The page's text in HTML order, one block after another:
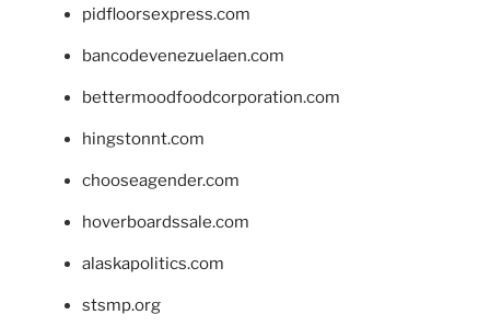
pidfloorsexpress.com
bancodevenezuelaen.com
bettermoodfoodcorporation.com
hingstonnt.com
chooseagender.com
hoverboardssale.com
alaskapolitics.com
stsmp.org